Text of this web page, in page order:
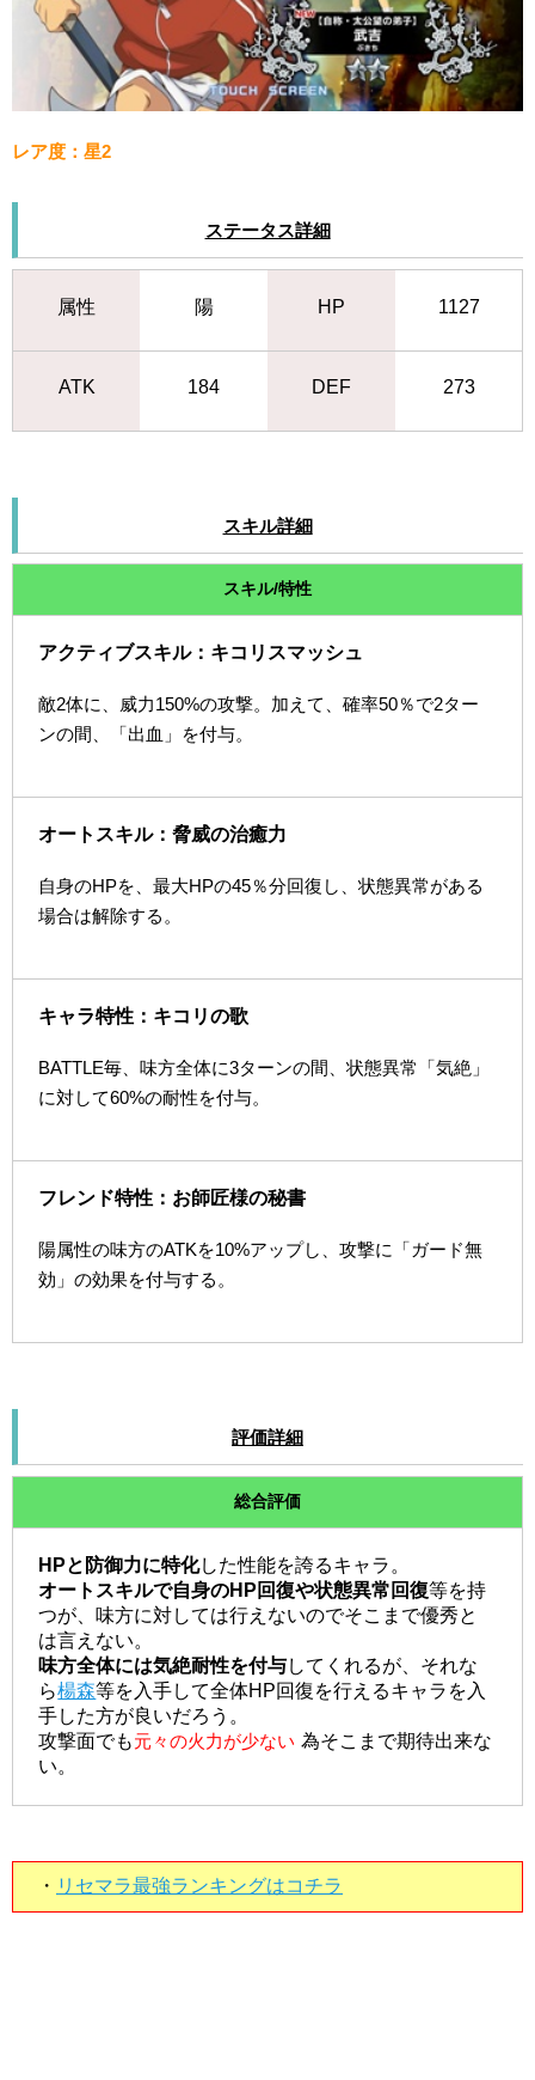
レア度：星2
ステータス詳細
属性 陽 HP 1127
ATK 184 DEF 273
スキル詳細
スキル/特性
アクティブスキル：キコリスマッシュ
敵2体に、威力150%の攻撃。加えて、確率50％で2ター
ンの間、「出血」を付与。
オートスキル：脅威の治癒力
自身のHPを、最大HPの45％分回復し、状態異常がある
場合は解除する。
キャラ特性：キコリの歌
BATTLE毎、味方全体に3ターンの間、状態異常「気絶」
に対して60%の耐性を付与。
フレンド特性：お師匠様の秘書
陽属性の味方のATKを10%アップし、攻撃に「ガード無
効」の効果を付与する。
評価詳細
総合評価
HPと防御力に特化した性能を誇るキャラ。
オートスキルで自身のHP回復や状態異常回復等を持
つが、味方に対しては行えないのでそこまで優秀と
は言えない。
味方全体には気絶耐性を付与してくれるが、それな
ら楊森等を入手して全体HP回復を行えるキャラを入
手した方が良いだろう。
攻撃面でも元々の火力が少ない 為そこまで期待出来な
い。
・ リセマラ最強ランキングはコチラ